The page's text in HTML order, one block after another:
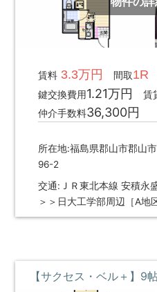
賃料3.3万円 間取1R
鍵交換費用1.21万円 賃
仲介手数料36,300円
所在地:福島県郡山市郡山
96-2
交通:ＪＲ東北本線 安積永
＞＞日大工学部周辺［A地